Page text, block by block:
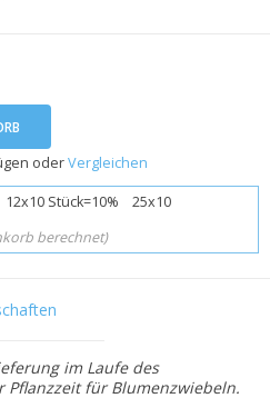
oderVergleichen
Stück=10% 25x10
berechnet)
im Laufe des
Pflanzzeit für Blumenzwiebeln.